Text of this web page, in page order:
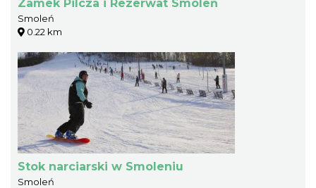
Zamek Pilcza i Rezerwat Smoleń
Smoleń
0.22 km
Stok narciarski w Smoleniu
Smoleń